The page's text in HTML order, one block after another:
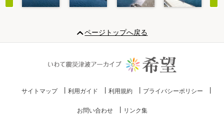
20
ページトップへ戻る
サイトマップ 利用ガイド 利用規約 プライバシーポリシー
お問い合わせ リンク集